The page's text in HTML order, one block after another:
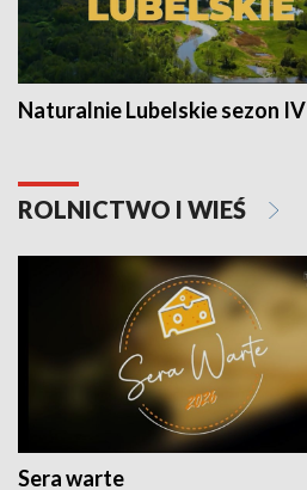
Naturalnie Lubelskie sezon IV
ROLNICTWO I WIEŚ
Sera warte